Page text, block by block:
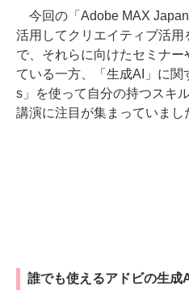
今回の「Adobe MAX
活用してクリエイティブ活
で、それらに向けたセミナ
ている一方、「生成AI」に
s」を使って自分の持つスキ
講演に注目が集まっていまし
誰でも使えるアドビの生成